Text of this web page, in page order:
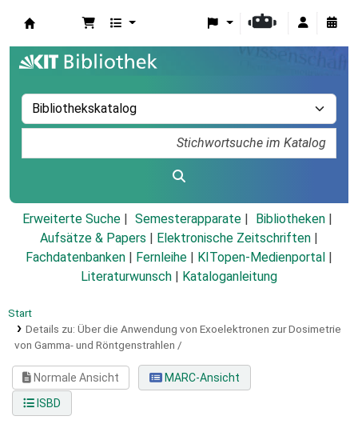
Erweiterte Suche Semesterapparate
Bibliotheken
Aufsätze & Papers
Elektronische Zeitschriften
Fachdatenbanken
Fernleihe KITopen-Medienportal
Literaturwunsch
Kataloganleitung
Start
Details zu: Über die Anwendung von Exoelektronen zur Dosimetrie
von Gamma- und Röntgenstrahlen /
Normale Ansicht
MARC-Ansicht
ISBD